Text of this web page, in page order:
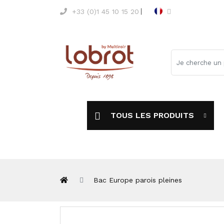
+33 (0)1 45 10 15 20
TOUS LES PRODUITS
Bac Europe parois pleines